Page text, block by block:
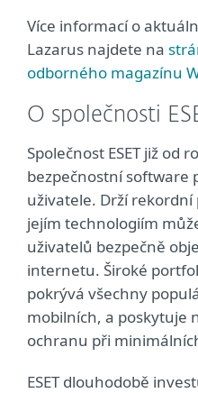
Více informací o
Lazarus najdete na
odborného magazínu
O společnosti
Společnost ESET již od
bezpečnostní software
uživatele. Drží
jejím technologiím
uživatelů bezpečně
internetu. Široké
pokrývá všechny
mobilních, a poskytuje
ochranu při
ESET dlouhodobě